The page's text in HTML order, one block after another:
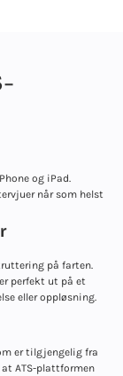
effektiv.
og iPad.
når som helst
på farten.
perfekt ut på et
eller oppløsning.
er tilgjengelig fra
ATS-plattformen